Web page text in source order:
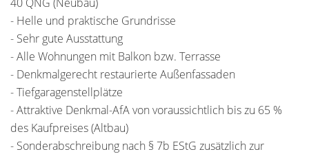
- Helle und praktische Grundrisse
- Sehr gute Ausstattung
- Alle Wohnungen mit Balkon bzw. Terrasse
- Denkmalgerecht restaurierte Außenfassaden
- Tiefgaragenstellplätze
- Attraktive Denkmal-AfA von voraussichtlich bis zu 65 %
des Kaufpreises (Altbau)
- Sonderabschreibung nach § 7b EStG zusätzlich zur